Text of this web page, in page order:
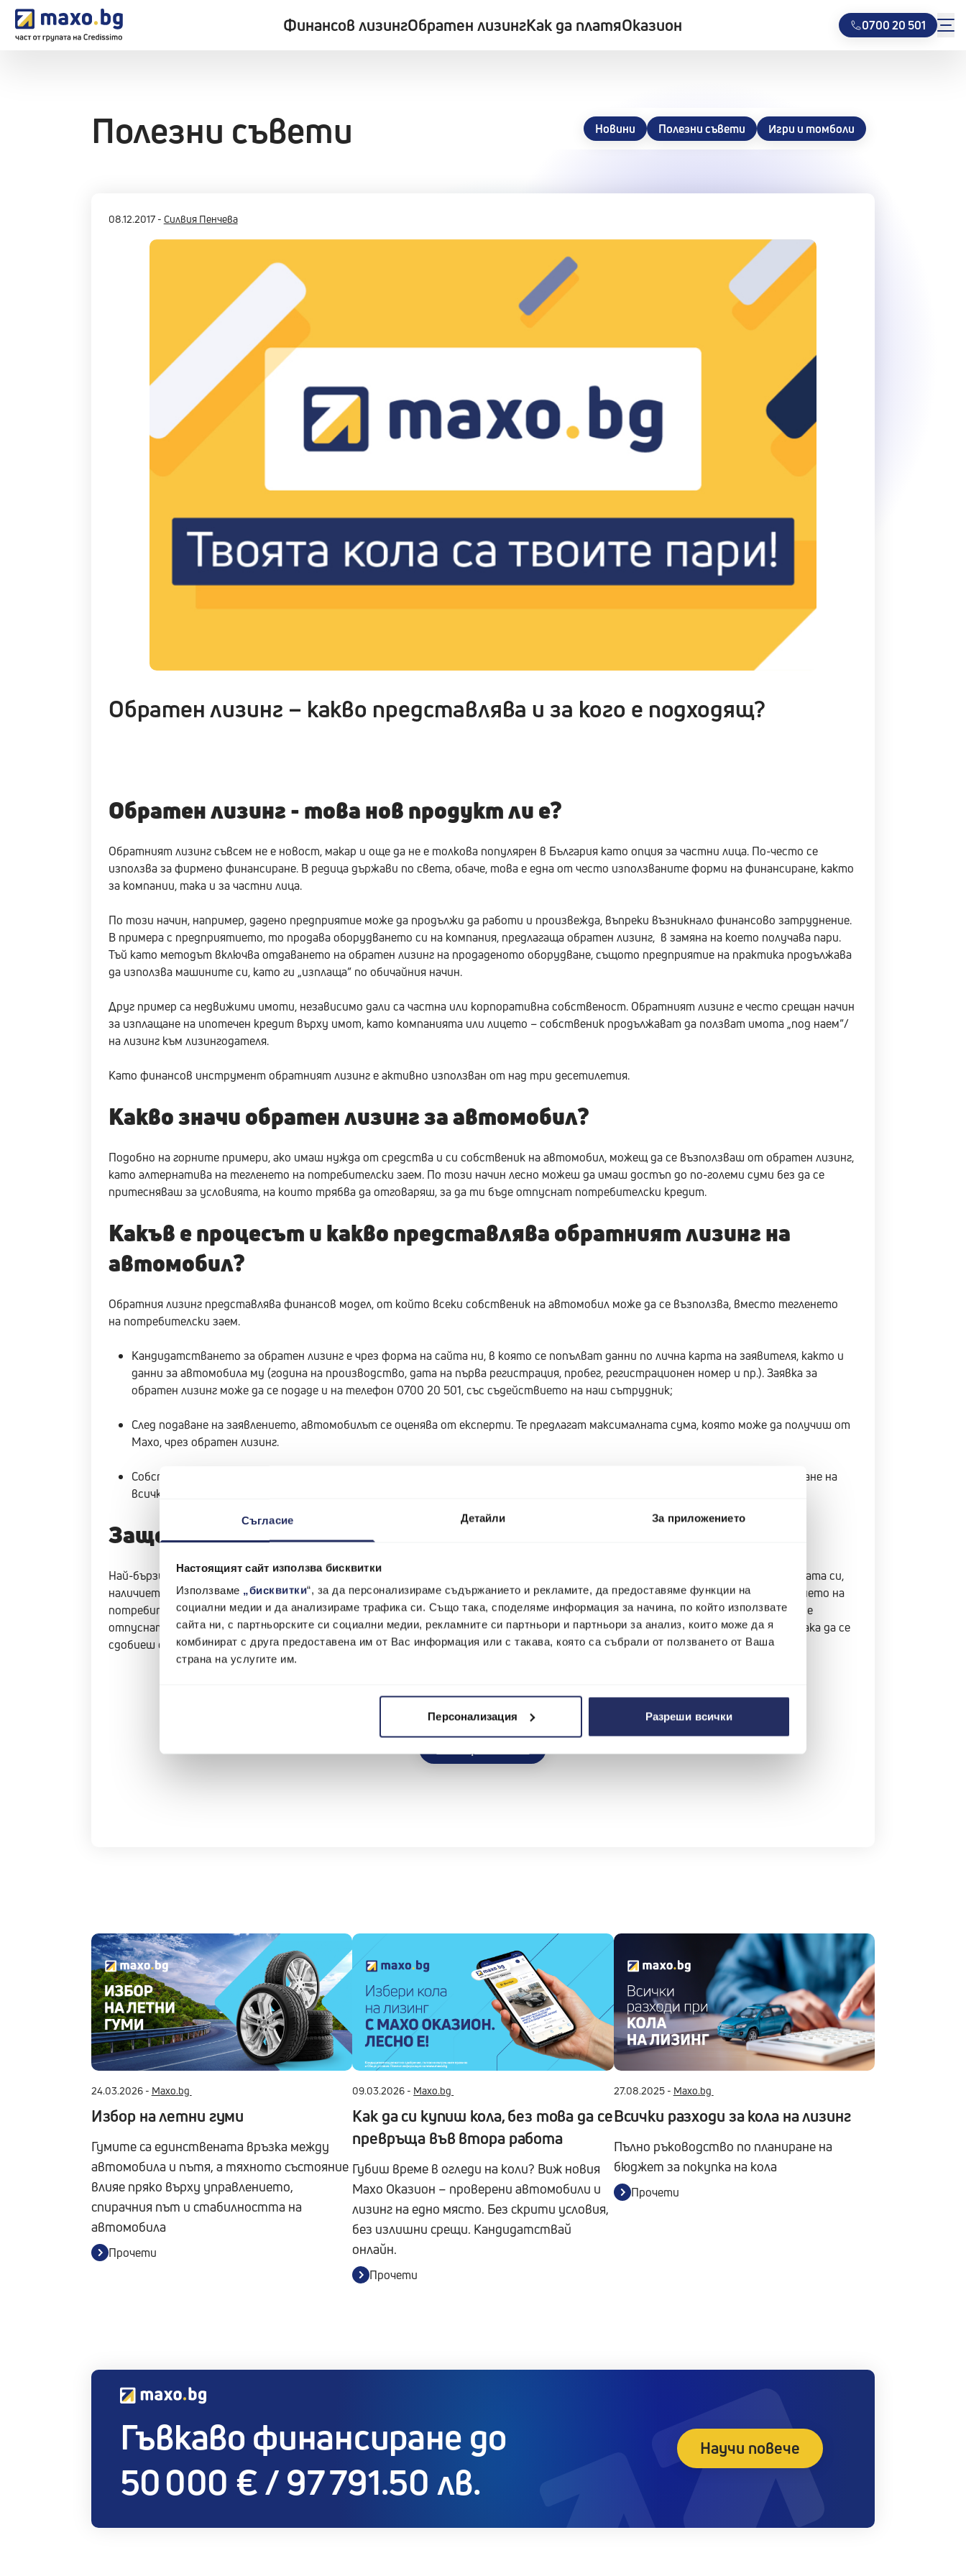
Съгласие Детайли За приложението
Настоящият сайт използва бисквитки
Използваме „бисквитки“, за да персонализираме съдържанието и рекламите, да предоставяме функции на
социални медии и да анализираме трафика си. Също така, споделяме информация за начина, по който използвате
сайта ни, с партньорските си социални медии, рекламните си партньори и партньори за анализ, които може да я
комбинират с друга предоставена им от Вас информация или с такава, която са събрали от ползването от Ваша
страна на услугите им.
Персонализация Разреши всички
Финансов лизингОбратен лизингКак да платяОказион 0700 20 501
Полезни съвети Новини Полезни съвети Игри и томболи
08.12.2017- Силвия Пенчева
Обратен лизинг – какво представлява и за кого е подходящ?
Обратен лизинг - това нов продукт ли е?
Обратният лизинг съвсем не е новост, макар и още да не е толкова популярен в България като опция за частни лица. По-често се
използва за фирмено финансиране. В редица държави по света, обаче, това е една от често използваните форми на финансиране, както
за компании, така и за частни лица.
По този начин, например, дадено предприятие може да продължи да работи и произвежда, въпреки възникнало финансово затруднение.
В примера с предприятието, то продава оборудването си на компания, предлагаща обратен лизинг, в замяна на което получава пари.
Тъй като методът включва отдаването на обратен лизинг на продаденото оборудване, същото предприятие на практика продължава
да използва машините си, като ги „изплаща“ по обичайния начин.
Друг пример са недвижими имоти, независимо дали са частна или корпоративна собственост. Обратният лизинг е често срещан начин
за изплащане на ипотечен кредит върху имот, като компанията или лицето – собственик продължават да ползват имота „под наем“/
на лизинг към лизингодателя.
Като финансов инструмент обратният лизинг е активно използван от над три десетилетия.
Какво значи обратен лизинг за автомобил?
Подобно на горните примери, ако имаш нужда от средства и си собственик на автомобил, можещ да се възползваш от обратен лизинг,
като алтернатива на тегленето на потребителски заем. По този начин лесно можеш да имаш достъп до по-големи суми без да се
притесняваш за условията, на които трябва да отговаряш, за да ти бъде отпуснат потребителски кредит.
Какъв е процесът и какво представлява обратният лизинг на
автомобил?
Обратния лизинг представлява финансов модел, от който всеки собственик на автомобил може да се възползва, вместо тегленето
на потребителски заем.
Кандидатстването за обратен лизинг е чрез форма на сайта ни, в която се попълват данни по лична карта на заявителя, както и
данни за автомобила му (година на производство, дата на първа регистрация, пробег, регистрационен номер и пр.). Заявка за
обратен лизинг може да се подаде и на телефон 0700 20 501, със съдействието на наш сътрудник;
След подаване на заявлението, автомобилът се оценява от експерти. Те предлагат максималната сума, която може да получиш от
Махо, чрез обратен лизинг.
Собствеността на автомобила се прехвърля на Махо, а клиентът продължава да ползва колата, както преди. След погасяване на
всички вноски, колата отново се прехвърля на името на клиента.
Защо обратен лизинг, а не кредит?
Най-бързият отговор е, защото е по-лесно. Независимо дали имаш нужда от частно финансиране или искаш да развиваш фирмата си,
наличието на актив под формата на автомобил ти дава лесен и бърз достъп до по-голямо финансиране. Освен това, получаването на
потребителски кредит може да е свързано с условия, на които не отговаряш, или ограничение в сумата, която може да ти бъде
отпусната. В същото време автомобилът остава на твое разположение, какъвто не е случаят, ако решиш да го продадеш и така да се
сдобиеш с необходимите средства.
24.03.2026 - Maxo.bg
Избор на летни гуми
Гумите са единствената връзка между
автомобила и пътя, а тяхното състояние
влияе пряко върху управлението,
спирачния път и стабилността на
автомобила
Прочети
09.03.2026 - Maxo.bg
Как да си купиш кола, без това да се
превръща във втора работа
Губиш време в огледи на коли? Виж новия
Maxo Оказион – проверени автомобили и
лизинг на едно място. Без скрити условия,
без излишни срещи. Кандидатствай
онлайн.
Прочети
27.08.2025 - Maxo.bg
Всички разходи за кола на лизинг
Пълно ръководство по планиране на
бюджет за покупка на кола
Прочети
Гъвкаво финансиране до
50 000 € / 97 791.50 лв.
Научи повече